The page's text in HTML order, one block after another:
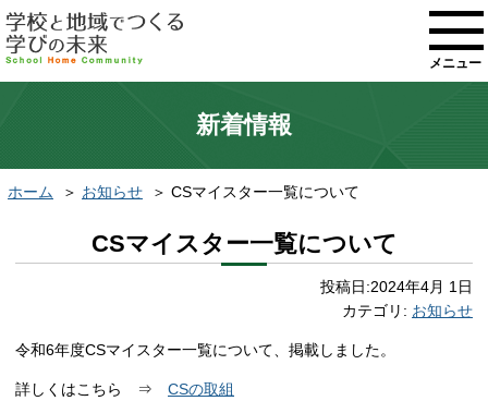
メニュー
新着情報
ホーム お知らせ CSマイスター一覧について
CSマイスター一覧について
投稿日:2024年4月 1日
カテゴリ: お知らせ
令和6年度CSマイスター一覧について、掲載しました。
詳しくはこちら ⇒ CSの取組